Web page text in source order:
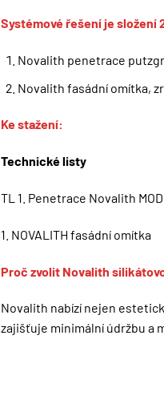
Systémové řešení je složení
Novalith penetrace
Novalith fasádní omítka,
Ke stažení:
Technické listy
TL 1. Penetrace Novalith
1. NOVALITH fasádní omítka
Proč zvolit Novalith
Novalith nabízí nejen
zajišťuje minimální údržbu a